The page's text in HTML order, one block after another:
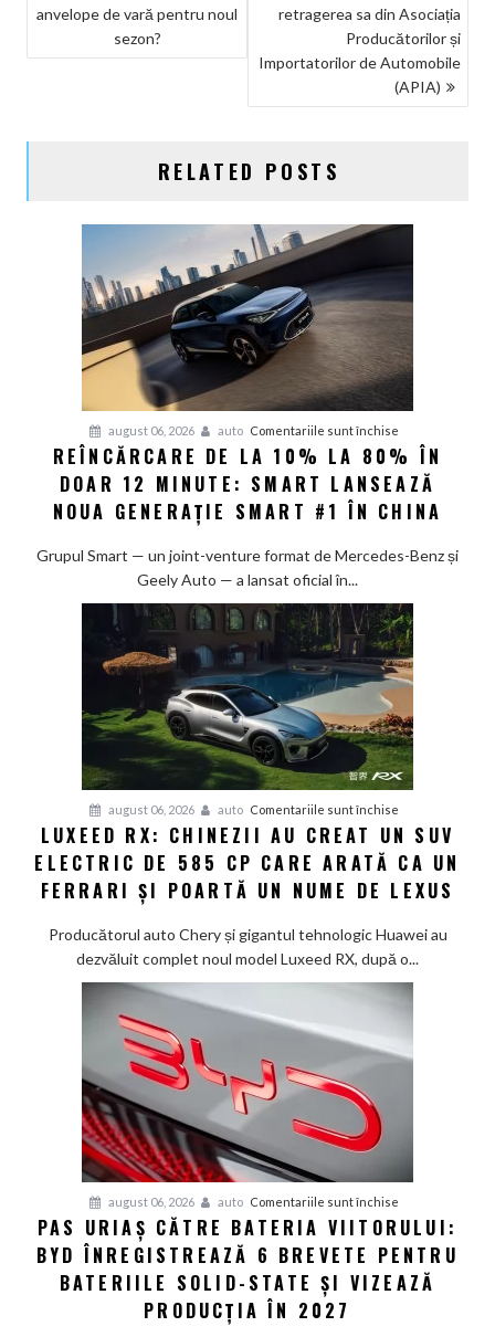
ÎN
ARTICOLE
anvelope de vară pentru noul
sezon?
retragerea sa din Asociația
Producătorilor și
Importatorilor de Automobile
(APIA)
RELATED POSTS
august 06, 2026 auto Comentariile sunt închise
Reîncărcare
de
la
la
doar
12
minute:
lansează
noua
generație
Smart
în
China
REÎNCĂRCARE DE LA 10% LA 80% ÎN
DOAR 12 MINUTE: SMART LANSEAZĂ
NOUA GENERAȚIE SMART #1 ÎN CHINA
Grupul Smart — un joint-venture format de Mercedes-Benz și
Geely Auto — a lansat oficial în...
august 06, 2026 auto Comentariile sunt închise
Luxeed
RX:
Chinezii
creat
un
585
și
poartă
nume
LUXEED RX: CHINEZII AU CREAT UN SUV
ELECTRIC DE 585 CP CARE ARATĂ CA UN
FERRARI ȘI POARTĂ UN NUME DE LEXUS
Producătorul auto Chery și gigantul tehnologic Huawei au
dezvăluit complet noul model Luxeed RX, după o...
august 06, 2026 auto Comentariile sunt închise
Pas
uriaș
către
PAS URIAȘ CĂTRE BATERIA VIITORULUI:
BYD ÎNREGISTREAZĂ 6 BREVETE PENTRU
BATERIILE SOLID-STATE ȘI VIZEAZĂ
PRODUCȚIA ÎN 2027